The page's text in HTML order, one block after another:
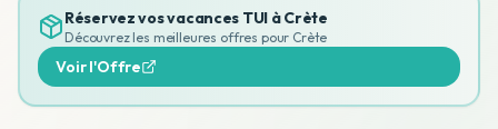
Réservez vos vacances TUI àCrète
Découvrez les meilleures offres pour Crète
Voir l'Offre